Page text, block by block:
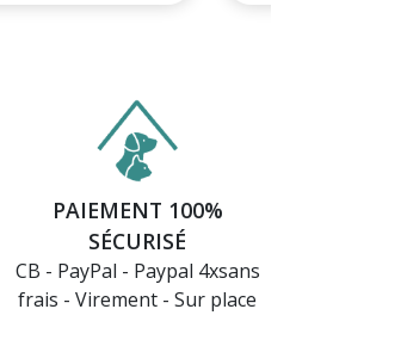
PAIEMENT 100%
SÉCURISÉ
CB - PayPal - Paypal 4xsans
frais - Virement - Sur place